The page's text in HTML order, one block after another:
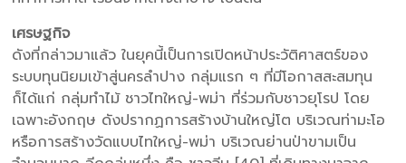
เศรษฐกิจ
ดังที่กล่าวมาแล้ว ในยุคนี้เป็นการเปิดหน้าประวัติศาสตร์ของ
ระบบทุนนิยมเข้าสู่นครลำปาง กลุ่มแรก ๆ ที่มีโอกาสสะสมทุน
ก็ได้แก่ กลุ่มทำไม้ ชาวไทใหญ่-พม่า ที่ร่วมกับชาวยุโรป โดย
เฉพาะอังกฤษ ดังปรากฏการสร้างบ้านใหญ่โต บริเวณท่ามะโอ
หรือการสร้างวัดแบบไทใหญ่-พม่า บริเวณย่านป่าขามเป็น